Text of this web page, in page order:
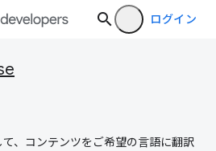
ログイン
、コンテンツをご希望の言語に翻訳